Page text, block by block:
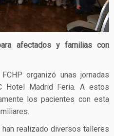
afectados y familias con
organizó unas jornadas
Hotel Madrid Feria. A estos
los pacientes con esta
realizado diversos talleres